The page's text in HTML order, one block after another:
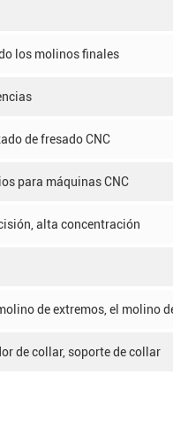
los molinos finales
de fresado CNC
para máquinas CNC
alta concentración
de extremos, el molino
de collar, soporte de collar